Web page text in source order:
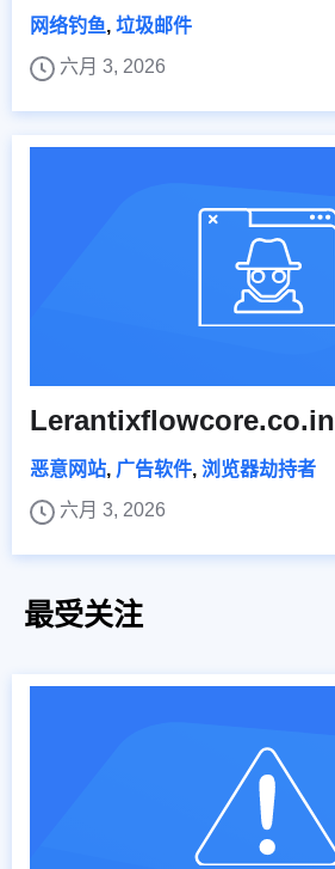
网络钓鱼, 垃圾邮件
六月 3, 2026
Lerantixflowcore.co.in
恶意网站, 广告软件, 浏览器劫持者
六月 3, 2026
最受关注